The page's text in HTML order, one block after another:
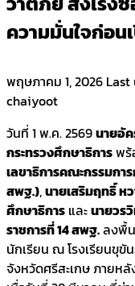
ความมั่นใจก่อน
พฤษภาคม 1, 2026 Last
chaiyoot
วันที่ 1 พ.ค. 2569นายอั
กระทรวงศึกษาธิการพร้
เลขาธิการคณะกรรมกา
สพฐ.),นายเสริมฤทธิ์ ห
ศึกษาธิการ และนายวร
ราชการที่ 14 สพฐ.ลงพื้
นักเรียน ณ โรงเรียนขุขั
จังหวัดศรีสะเกษ ภายห